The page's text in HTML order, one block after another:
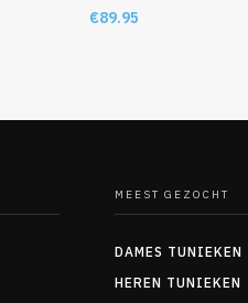
€89.95
MEEST GEZOCHT
DAMES TUNIEKEN
HEREN TUNIEKEN